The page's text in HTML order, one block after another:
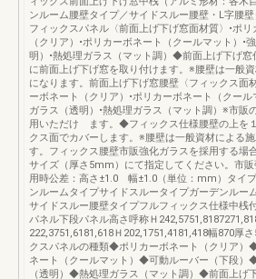
ンルーム腰壁タイプ／サイドスルー腰壁・L字腰
フィックスパネル〈前面上げ下げ窓面材質〉•ポリ
（クリア）•ポリカーボネート（クールマット）•
明）•熱処理ガラス（マット調）◆前面上げ下げ窓
に前面上げ下げ窓を取り付けます。※腰壁は一般
になります。前面上げ下げ窓腰壁〈フィックス面
ーボネート（クリア）•ポリカーボネート（クール
ガラス（透明）•熱処理ガラス（マット調）※市販
用いただけ ます。◆フィックス仕様腰壁の上を
クス面でカバーします。※腰壁は一般資材による施
す。フィックス腰壁市販強化ガラスを採用する場
サイズ（厚さ5mm）にて指定してください。市
用時公差：高さ±1.0 幅±1.0（単位：mm）タイ
ンルームタイプサイドスルータイプガーデンルー
サイドスルー腰壁タイプフルフィックス仕様中桟
パネル下段パネル高さ呼称Ｈ
222,3751,6181,618Ｈ202,1751,4181,418幅870厚
クスパネルの種類◆ポリカーボネート（クリア）
ネート（クールマット）◆可動ルーバー（下段）
（透明）◆熱処理ガラス（マット調）◆前面上げ